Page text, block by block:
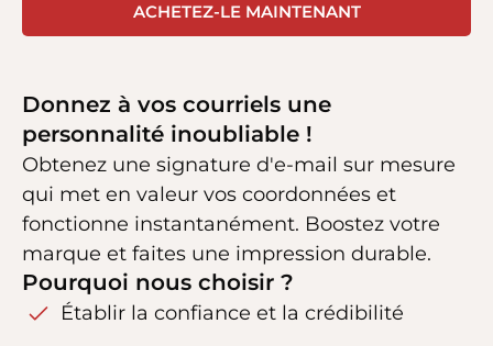
ACHETEZ-LE MAINTENANT
Donnez à vos courriels une
personnalité inoubliable !
Obtenez une signature d'e-mail sur mesure
qui met en valeur vos coordonnées et
fonctionne instantanément. Boostez votre
marque et faites une impression durable.
Pourquoi nous choisir ?
Établir la confiance et la crédibilité